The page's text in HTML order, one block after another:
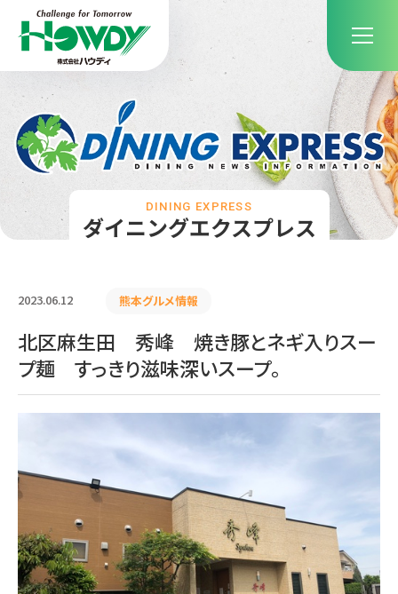
ダイニングエクスプレス
DINING EXPRESS
2023.06.12 熊本グルメ情報
北区麻生田 秀峰 焼き豚とネギ入りスー
プ麺 すっきり滋味深いスープ。